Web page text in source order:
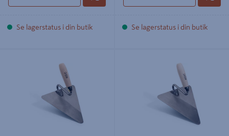
Se lagerstatus i din butik Se lagerstatus i din butik